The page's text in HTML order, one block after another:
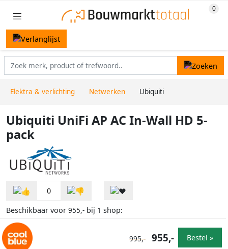
Elektra & verlichting Netwerken Ubiquiti
Ubiquiti UniFi AP AC In-Wall HD 5-
pack
0
Beschikbaar voor 955,- bij 1 shop:
995,- 955,- Bestel »